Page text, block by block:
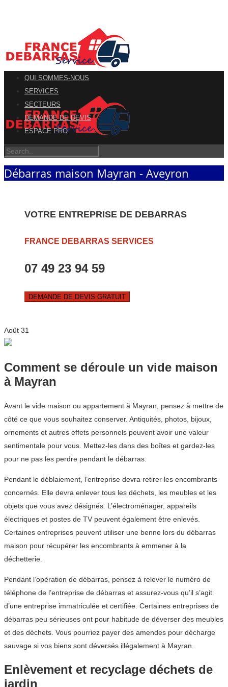
QUI SOMMES-NOUS
SERVICES
SECTEURS
DEMANDE DE DEVIS
ESPACE PRO
Débarras maison Mayran - Aveyron
VOTRE ENTREPRISE DE DEBARRAS
FRANCE DEBARRAS SERVICES
07 49 23 94 59
DEMANDE DE DEVIS GRATUIT
Août 31
Comment se déroule un vide maison
à Mayran
Avant le vide maison ou appartement à Mayran, pensez à mettre de
côté ce que vous souhaitez conserver. Antiquités, photos, bijoux,
ornements et autres effets personnels peuvent avoir une valeur
sentimentale pour vous. Mettez-les dans des boîtes et gardez-les
pour ne pas les perdre pendant le débarras.
Pendant le déblaiement, l’entreprise devra retirer les encombrants
concernés. Elle devra enlever tous les déchets, les meubles et les
objets que vous avez désignés. L’électroménager, appareils
électriques et postes de TV peuvent également être enlevés.
Certaines entreprises peuvent utiliser une benne lors du débarras
maison pour récupérer les encombrants à emmener à la
déchetterie.
Pendant l’opération de débarras, pensez à relever le numéro de
téléphone de l’entreprise de débarras et assurez-vous qu’il s’agit
d’une entreprise immatriculée et certifiée. Certaines entreprises de
débarras peu sérieuses ont pour habitude de déverser des meubles
et des déchets. Vous pourriez payer des amendes pour décharge
sauvage si vos biens sont déversés illégalement à Mayran.
Enlèvement et recyclage déchets de
jardin